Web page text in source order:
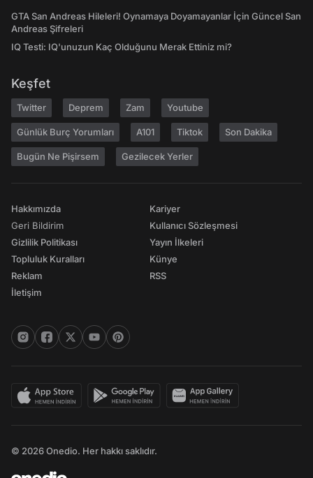
GTA San Andreas Hileleri! Oynamaya Doyamayanlar İçin Güncel San
Andreas Şifreleri
IQ Testi: IQ'unuzun Kaç Olduğunu Merak Ettiniz mi?
Keşfet
Twitter Deprem Zam Youtube
Günlük Burç Yorumları A101 Tiktok Son Dakika
Bugün Ne Pişirsem Gezilecek Yerler
Hakkımızda
Geri Bildirim
Gizlilik Politikası
Topluluk Kuralları
Reklam
İletişim
Kariyer
Kullanıcı Sözleşmesi
Yayın İlkeleri
Künye
RSS
© 2026 Onedio. Her hakkı saklıdır.